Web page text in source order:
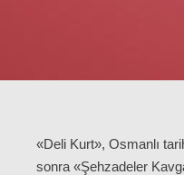
«Deli Kurt», Osmanlı
sonra «Şehzadeler